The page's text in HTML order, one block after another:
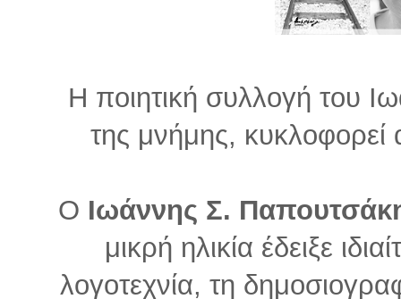
Η ποιητική συλλογή του
της μνήμης, κυκλοφορεί
Ο Ιωάννης Σ.
μικρή ηλικία έδειξε
λογοτεχνία, τη